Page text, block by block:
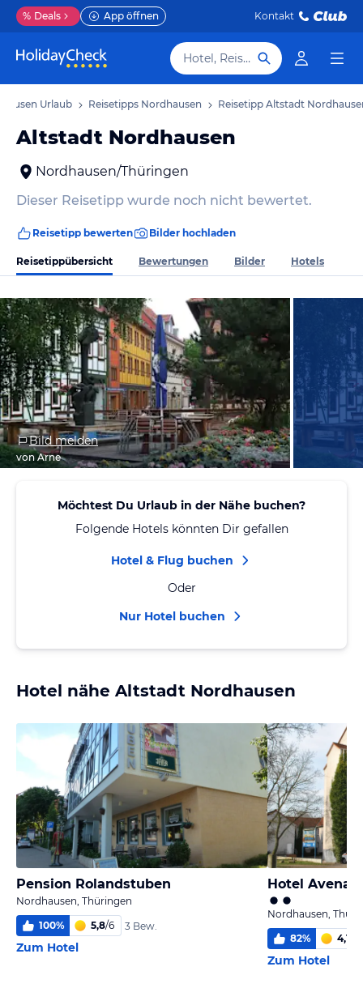
% Deals App öffnen Kontakt
Hotel, Reiseziel
Urlaub Reisetipps Nordhausen Reisetipp Altstadt
Altstadt Nordhausen
Nordhausen/Thüringen
Dieser Reisetipp wurde noch nicht bewertet.
Reisetipp bewerten Bilder hochladen
Reisetippübersicht Bewertungen Bilder Hotels
Bild melden
von Arne
Möchtest Du Urlaub in der Nähe buchen?
Folgende Hotels könnten Dir gefallen
Hotel & Flug buchen
Oder
Nur Hotel buchen
Hotel nähe Altstadt Nordhausen
Pension Rolandstuben
Nordhausen, Thüringen
100% 5,8/6 3 Bew.
Zum Hotel
Hotel Avena
Nordhausen,
82% 4,1
Zum Hotel